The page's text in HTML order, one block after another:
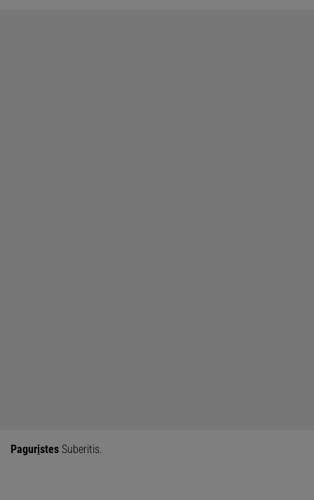
Paguristes Suberitis.